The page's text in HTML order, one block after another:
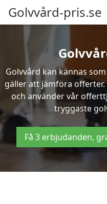
Golvvård-pris.se
Golvvård kan kännas
gäller att jämföra
och använder vår
tryggaste
Få 3 erbjudanden,